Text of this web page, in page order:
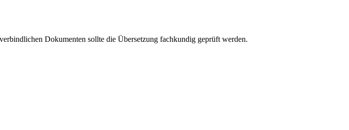
Dokumenten sollte die Übersetzung fachkundig geprüft werden.